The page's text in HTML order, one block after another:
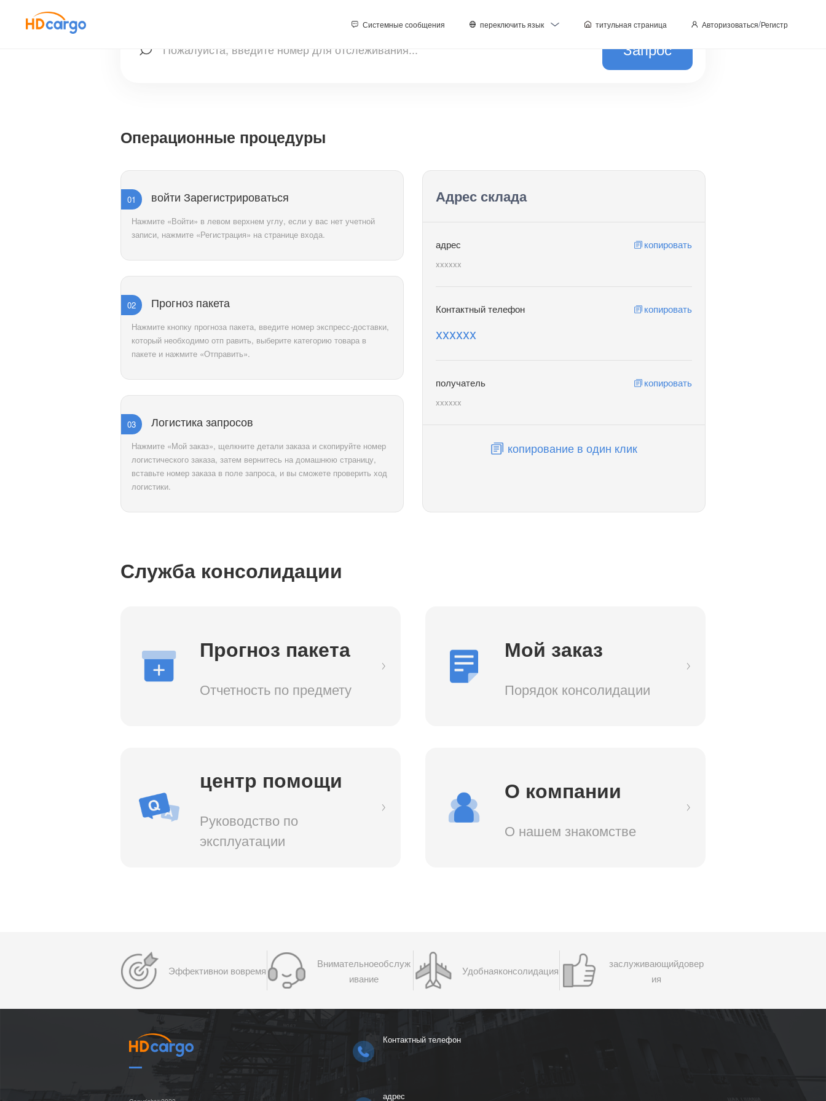
Системные сообщения переключить язык титульная страница Авторизоваться/Регистр
Запрос
Операционные процедуры
01 войти Зарегистрироваться
Нажмите «Войти» в левом верхнем углу, если у вас нет учетной
записи, нажмите «Регистрация» на странице входа.
02 Прогноз пакета
Нажмите кнопку прогноза пакета, введите номер экспресс-доставки,
который необходимо отп равить, выберите категорию товара в
пакете и нажмите «Отправить».
03 Логистика запросов
Нажмите «Мой заказ», щелкните детали заказа и скопируйте номер
логистического заказа, затем вернитесь на домашнюю страницу,
вставьте номер заказа в поле запроса, и вы сможете проверить ход
логистики.
Адрес склада
адрес копировать
xxxxxx
Контактный телефон копировать
xxxxxx
получатель копировать
xxxxxx
копирование в один клик
Служба консолидации
Прогноз пакета
Отчетность по предмету
Мой заказ
Порядок консолидации
центр помощи
Руководство по
эксплуатации
О компании
О нашем знакомстве
Эффективнои вовремя
Внимательноеобслуж
ивание
Удобнаяконсолидация
заслуживающийдовер
ия
Контактный телефон
адрес